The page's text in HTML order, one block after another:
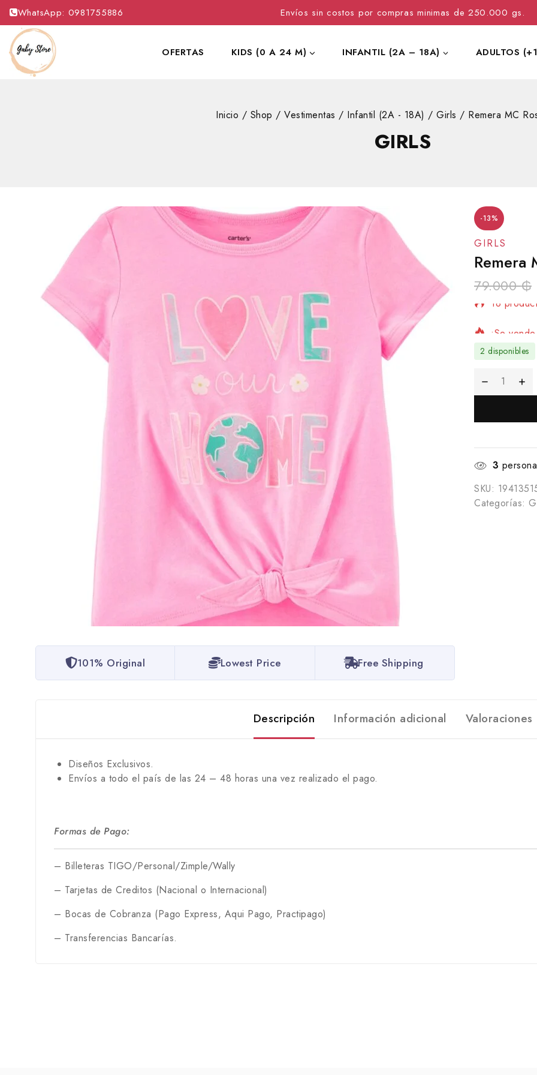
WhatsApp: 0981755886 Envíos sin costos por compras minimas de 250.000 gs.
OFERTAS KIDS (0 A 24 M) INFANTIL (2A – 18A) ADULTOS
Inicio / Shop / Vestimentas / Infantil (2A - 18A) / Girls / Remera MC
GIRLS
101% Original Lowest Price Free Shipping
-13%
GIRLS
Remera
79.000₲
18
2 disponibles
3
SKU:
Categorías:
Descripción Información adicional
Diseños Exclusivos.
Envíos a todo el país de las 24 – 48 horas una vez realizado el pago.
Formas de Pago:
– Billeteras TIGO/Personal/Zimple/Wally
– Tarjetas de Creditos (Nacional o Internacional)
– Bocas de Cobranza (Pago Express, Aqui Pago, Practipago)
– Transferencias Bancarías.